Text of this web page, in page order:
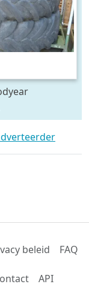
beleid FAQ
API